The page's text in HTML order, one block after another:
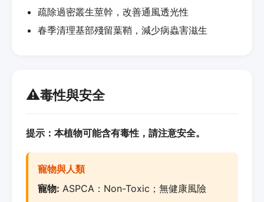
疏除過密叢生莖幹，改善通風透光性
春季清理基部殘留葉鞘，減少病蟲害滋生
⚠️毒性與安全
提示：本植物可能含有毒性，請注意安全。
寵物與人類
寵物: ASPCA：Non-Toxic；無健康風險